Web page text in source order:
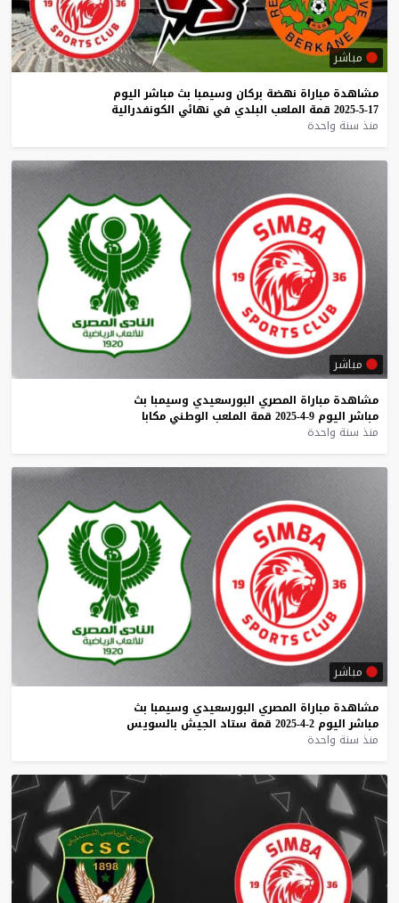
مباشر
مشاهدة مباراة نهضة بركان وسيمبا بث مباشر اليوم
17-5-2025
قمة الملعب البلدي في نهائي الكونفدرالية
منذ سنة واحدة
مباشر
مشاهدة مباراة المصري البورسعيدي وسيمبا بث
مباشر اليوم 9-4-2025 قمة الملعب الوطني مكابا
منذ سنة واحدة
مباشر
مشاهدة مباراة المصري البورسعيدي وسيمبا بث
مباشر اليوم 2-4-2025 قمة ستاد الجيش بالسويس
منذ سنة واحدة